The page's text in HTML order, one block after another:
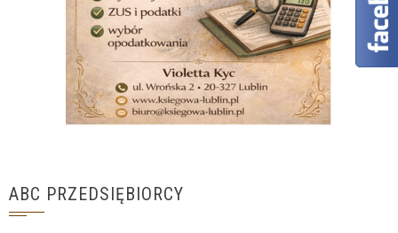
ABC PRZEDSIĘBIORCY